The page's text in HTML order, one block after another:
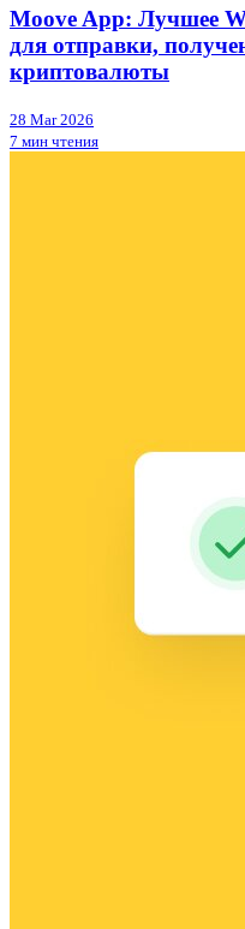
Moove App: Лучшее
для отправки,
криптовалюты
28 Mar 2026
7 мин чтения